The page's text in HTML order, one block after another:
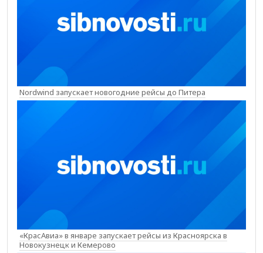
Nordwind запускает новогодние рейсы до Питера
«КрасАвиа» в январе запускает рейсы из Красноярска в
Новокузнецк и Кемерово